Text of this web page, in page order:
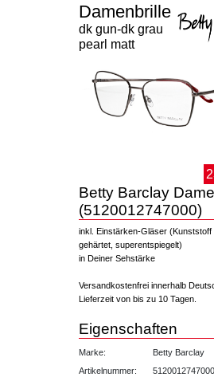
Damenbrille
dk gun-dk grau
pearl matt
Betty Barclay
(5120012747000)
inkl. Einstärken-Gläser (Kunststoff
gehärtet, superentspiegelt)
in Deiner Sehstärke
Versandkostenfrei innerhalb
Lieferzeit von bis zu 10 Tagen.
Eigenschaften
Marke:
Betty Barclay
Artikelnummer:
5120012747000